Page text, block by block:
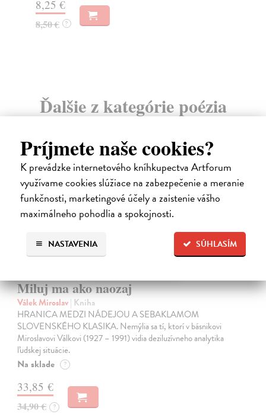
Príjmete naše cookies?
K prevádzke internetového kníhkupectva Artforum
využívame cookies slúžiace na zabezpečenie a meranie
funkčnosti, marketingové účely a zaistenie vášho
maximálneho pohodlia a spokojnosti.
SÚHLASÍM
NASTAVENIA
13,19 €
13,60 € ?
Ďalšie z kategórie poézia
na sklade
Miluj ma ako naozaj
Válek Miroslav| Kniha
HRANICA MEDZI NÁDEJOU A SEBAKLAMOM
SLOVENSKÉHO KLASIKA. Nemýlia sa tí, ktorí v básnikovi
Miroslavovi Válkovi (1927 – 1991) vidia deziluzívneho analytika
ľudskej situácie.
Na sklade ?
33,85 €
34,90 € ?